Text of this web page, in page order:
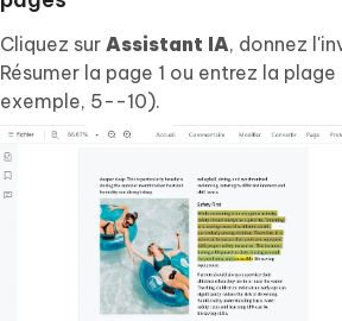
Cliquez sur Assistant IA, donnez
Résumer la page 1 ou entrez la
exemple, 5--10).